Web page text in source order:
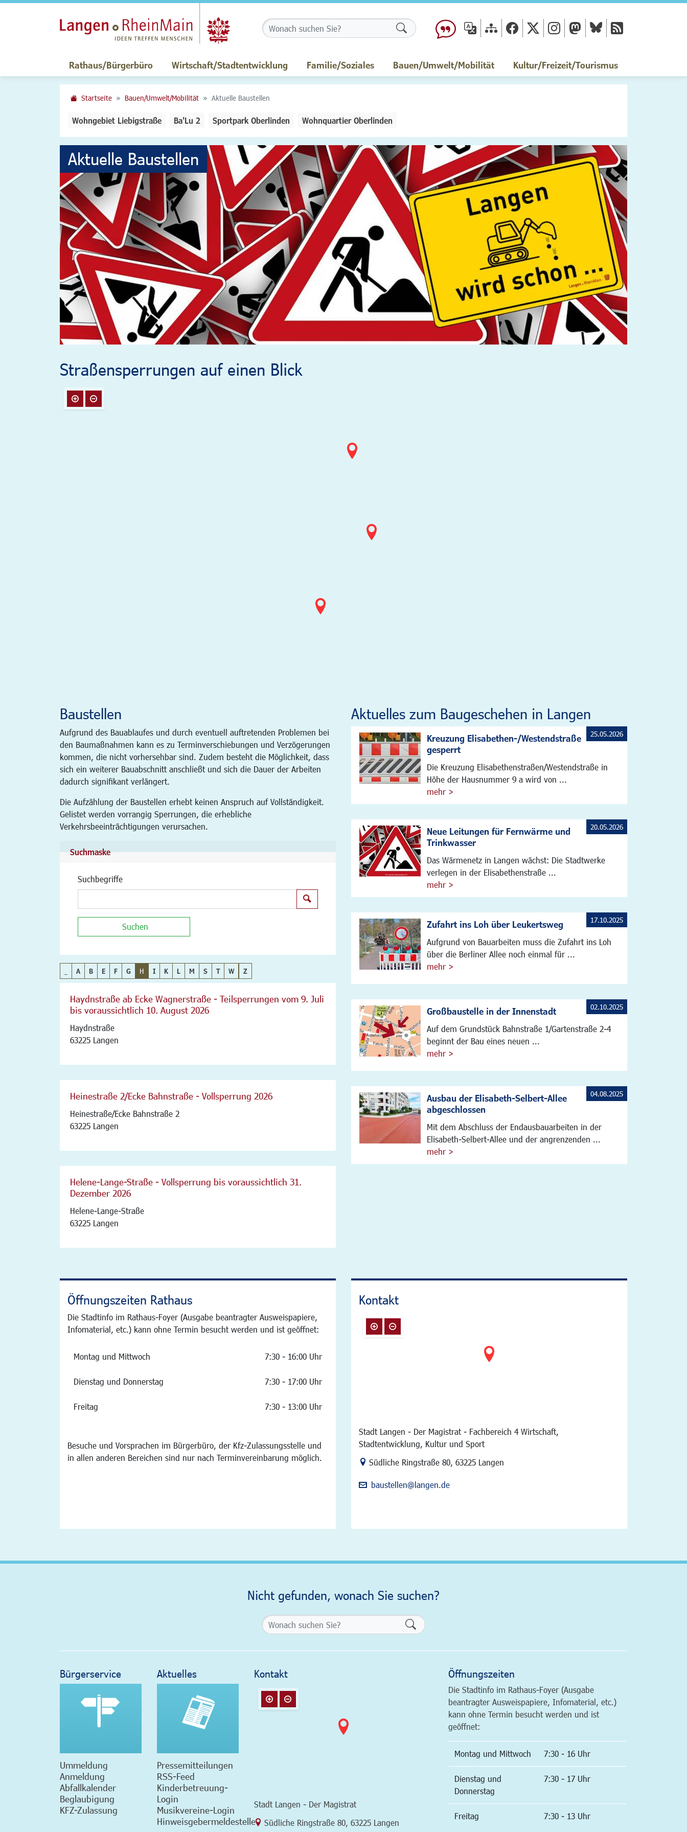
Formularschaltfläche
Rathaus/Bürgerbüro Wirtschaft/Stadtentwicklung Familie/Soziales Bauen/Umwelt/Mobilität Kultur/Freizeit/Tourismus
Startseite Bauen/Umwelt/Mobilität Aktuelle Baustellen
Wohngebiet Liebigstraße Ba'Lu 2 Sportpark Oberlinden Wohnquartier Oberlinden
Aktuelle Baustellen
Straßensperrungen auf einen Blick
Baustellen
Aufgrund des Bauablaufes und durch eventuell auftretenden Problemen bei
den Baumaßnahmen kann es zu Terminverschiebungen und Verzögerungen
kommen, die nicht vorhersehbar sind. Zudem besteht die Möglichkeit, dass
sich ein weiterer Bauabschnitt anschließt und sich die Dauer der Arbeiten
dadurch signifikant verlängert.
Die Aufzählung der Baustellen erhebt keinen Anspruch auf Vollständigkeit.
Gelistet werden vorrangig Sperrungen, die erhebliche
Verkehrsbeeinträchtigungen verursachen.
Suchmaske
Suchbegriffe
Suchen
A B E F G H I K L M S T W Z
Haydnstraße ab Ecke Wagnerstraße - Teilsperrungen vom 9. Juli
bis voraussichtlich 10. August 2026
Haydnstraße
63225 Langen
Heinestraße 2/Ecke Bahnstraße - Vollsperrung 2026
Heinestraße/Ecke Bahnstraße 2
63225 Langen
Helene-Lange-Straße - Vollsperrung bis voraussichtlich 31.
Dezember 2026
Helene-Lange-Straße
63225 Langen
Aktuelles zum Baugeschehen in Langen
Kreuzung Elisabethen-/Westendstraße
gesperrt
Die Kreuzung Elisabethenstraßen/Westendstraße in
Höhe der Hausnummer 9 a wird von ...
mehr >
25.05.2026
Neue Leitungen für Fernwärme und
Trinkwasser
Das Wärmenetz in Langen wächst: Die Stadtwerke
verlegen in der Elisabethenstraße ...
mehr >
20.05.2026
Zufahrt ins Loh über Leukertsweg
Aufgrund von Bauarbeiten muss die Zufahrt ins Loh
über die Berliner Allee noch einmal für ...
mehr >
17.10.2025
Großbaustelle in der Innenstadt
Auf dem Grundstück Bahnstraße 1/Gartenstraße 2-4
beginnt der Bau eines neuen ...
mehr >
02.10.2025
Ausbau der Elisabeth-Selbert-Allee
abgeschlossen
Mit dem Abschluss der Endausbauarbeiten in der
Elisabeth-Selbert-Allee und der angrenzenden ...
mehr >
04.08.2025
Öffnungszeiten Rathaus
Die Stadtinfo im Rathaus-Foyer (Ausgabe beantragter Ausweispapiere,
Infomaterial, etc.) kann ohne Termin besucht werden und ist geöffnet:
Montag und Mittwoch 7:30 - 16:00 Uhr
Dienstag und Donnerstag 7:30 - 17:00 Uhr
Freitag 7:30 - 13:00 Uhr
Besuche und Vorsprachen im Bürgerbüro, der Kfz-Zulassungsstelle und
in allen anderen Bereichen sind nur nach Terminvereinbarung möglich.
Kontakt
Stadt Langen - Der Magistrat - Fachbereich 4 Wirtschaft,
Stadtentwicklung, Kultur und Sport
Link zur Google-Maps Navigation
Südliche Ringstraße 80, 63225 Langen
baustellen@langen.de
Nicht gefunden, wonach Sie suchen?
Formularschaltfläche
Bürgerservice
Ummeldung
Anmeldung
Abfallkalender
Beglaubigung
KFZ-Zulassung
Aktuelles
Pressemitteilungen
RSS-Feed
Kinderbetreuung-
Login
Musikvereine-Login
Hinweisgebermeldestelle
Kontakt
Stadt Langen - Der Magistrat
Link zur Google-Maps Navigation
Südliche Ringstraße 80, 63225 Langen
Öffnungszeiten
Die Stadtinfo im Rathaus-Foyer (Ausgabe
beantragter Ausweispapiere, Infomaterial, etc.)
kann ohne Termin besucht werden und ist
geöffnet:
Montag und Mittwoch 7:30 - 16 Uhr
Dienstag und
Donnerstag
7:30 - 17 Uhr
Freitag 7:30 - 13 Uhr